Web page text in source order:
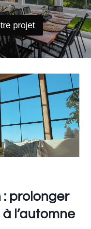
projet
: prolonger
l’automne